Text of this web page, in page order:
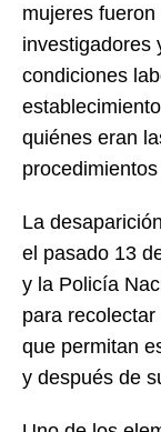
mujeres
investigadores
condiciones
quiénes eran
La
el pasado 13
y la Policía
para
que permitan
y después de